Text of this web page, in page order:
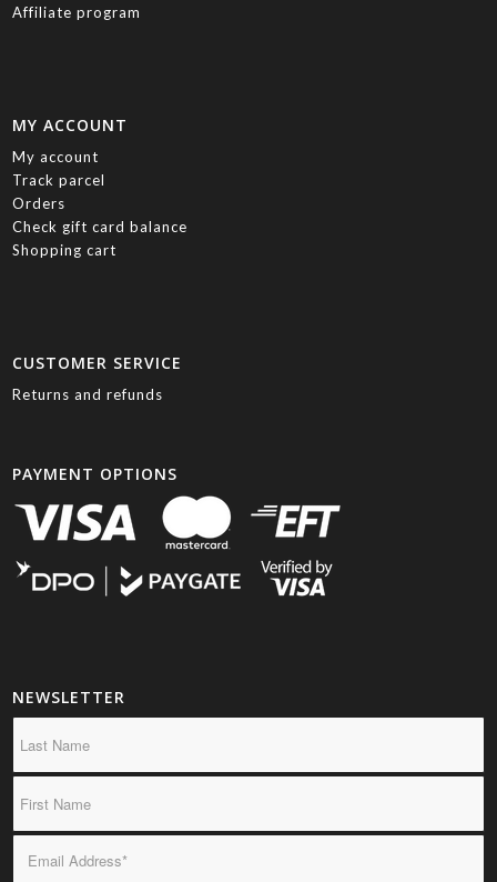
Affiliate program
MY ACCOUNT
My account
Track parcel
Orders
Check gift card balance
Shopping cart
CUSTOMER SERVICE
Returns and refunds
PAYMENT OPTIONS
NEWSLETTER